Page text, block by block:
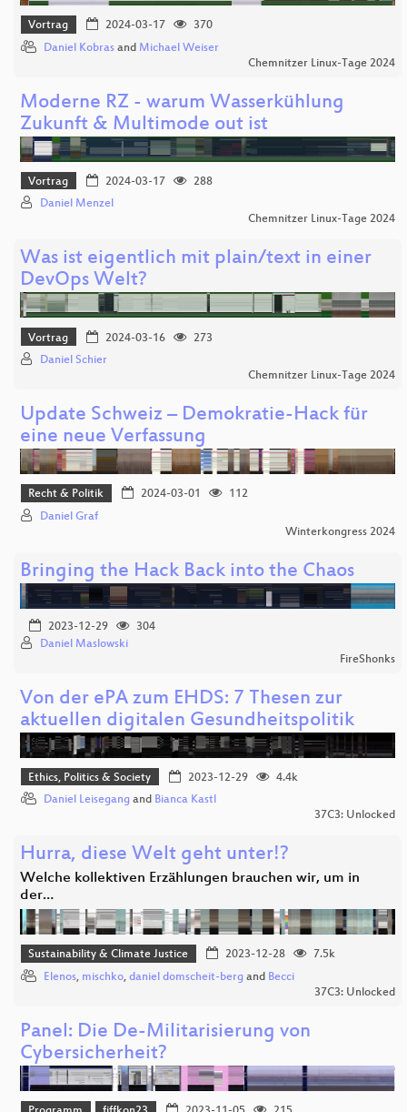
Vortrag 2024-03-17
370
Daniel Kobras and Michael Weiser
Chemnitzer Linux-Tage 2024
Moderne RZ - warum Wasserkühlung
Zukunft & Multimode out ist
Vortrag 2024-03-17
288
Daniel Menzel
Chemnitzer Linux-Tage 2024
Was ist eigentlich mit plain/text in einer
DevOps Welt?
Vortrag 2024-03-16
273
Daniel Schier
Chemnitzer Linux-Tage 2024
Update Schweiz – Demokratie-Hack für
eine neue Verfassung
Recht & Politik 2024-03-01
112
Daniel Graf
Winterkongress 2024
Bringing the Hack Back into the Chaos
2023-12-29
304
Daniel Maslowski
FireShonks
Von der ePA zum EHDS: 7 Thesen zur
aktuellen digitalen Gesundheitspolitik
Ethics, Politics & Society 2023-12-29
4.4k
Daniel Leisegang and Bianca Kastl
37C3: Unlocked
Hurra, diese Welt geht unter!?
Welche kollektiven Erzählungen brauchen wir, um in
der…
Sustainability & Climate Justice 2023-12-28
7.5k
Elenos, mischko, daniel domscheit-berg and Becci
37C3: Unlocked
Panel: Die De-Militarisierung von
Cybersicherheit?